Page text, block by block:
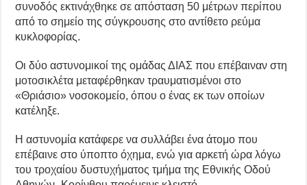
συνοδός εκτινάχθηκε σε απόσταση 50 μέτρων περίπου
από το σημείο της σύγκρουσης στο αντίθετο ρεύμα
κυκλοφορίας.
Οι δύο αστυνομικοί της ομάδας ΔΙΑΣ που επέβαιναν στη
μοτοσικλέτα μεταφέρθηκαν τραυματισμένοι στο
«Θριάσιο» νοσοκομείο, όπου ο ένας εκ των οποίων
κατέληξε.
Η αστυνομία κατάφερε να συλλάβει ένα άτομο που
επέβαινε στο ύποπτο όχημα, ενώ για αρκετή ώρα λόγω
του τροχαίου δυστυχήματος τμήμα της Εθνικής Οδού